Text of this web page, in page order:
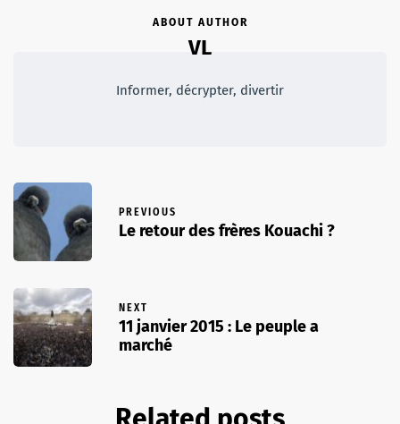
ABOUT AUTHOR
VL
Informer, décrypter, divertir
PREVIOUS
Le retour des frères Kouachi ?
NEXT
11 janvier 2015 : Le peuple a
marché